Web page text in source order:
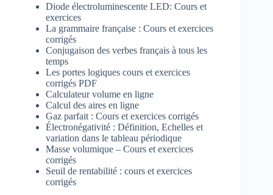
Diode électroluminescente LED: Cours et
exercices
La grammaire française : Cours et exercices
corrigés
Conjugaison des verbes français à tous les
temps
Les portes logiques cours et exercices
corrigés PDF
Calculateur volume en ligne
Calcul des aires en ligne
Gaz parfait : Cours et exercices corrigés
Électronégativité : Définition, Echelles et
variation dans le tableau périodique
Masse volumique – Cours et exercices
corrigés
Seuil de rentabilité : cours et exercices
corrigés